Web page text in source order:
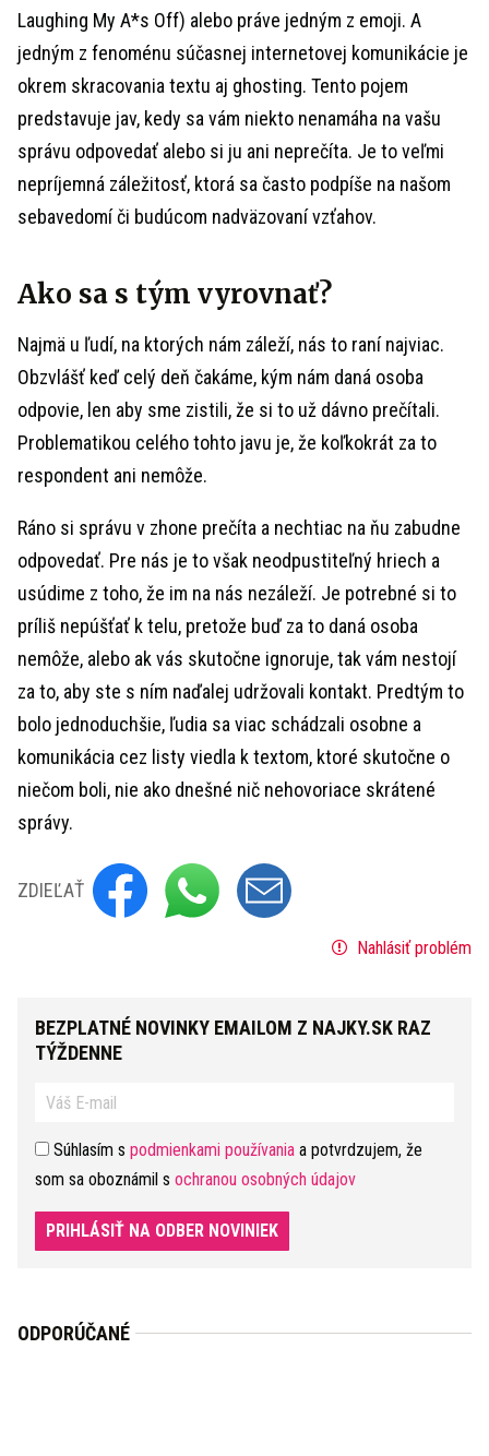
Laughing My A*s Off) alebo práve jedným z emoji. A
jedným z fenoménu súčasnej internetovej komunikácie je
okrem skracovania textu aj ghosting. Tento pojem
predstavuje jav, kedy sa vám niekto nenamáha na vašu
správu odpovedať alebo si ju ani neprečíta. Je to veľmi
nepríjemná záležitosť, ktorá sa často podpíše na našom
sebavedomí či budúcom nadväzovaní vzťahov.
Ako sa s tým vyrovnať?
Najmä u ľudí, na ktorých nám záleží, nás to raní najviac.
Obzvlášť keď celý deň čakáme, kým nám daná osoba
odpovie, len aby sme zistili, že si to už dávno prečítali.
Problematikou celého tohto javu je, že koľkokrát za to
respondent ani nemôže.
Ráno si správu v zhone prečíta a nechtiac na ňu zabudne
odpovedať. Pre nás je to však neodpustiteľný hriech a
usúdime z toho, že im na nás nezáleží. Je potrebné si to
príliš nepúšťať k telu, pretože buď za to daná osoba
nemôže, alebo ak vás skutočne ignoruje, tak vám nestojí
za to, aby ste s ním naďalej udržovali kontakt. Predtým to
bolo jednoduchšie, ľudia sa viac schádzali osobne a
komunikácia cez listy viedla k textom, ktoré skutočne o
niečom boli, nie ako dnešné nič nehovoriace skrátené
správy.
ZDIEĽAŤ
Nahlásiť problém
BEZPLATNÉ NOVINKY EMAILOM Z NAJKY.SK RAZ
TÝŽDENNE
Súhlasím s podmienkami používania a potvrdzujem, že
som sa oboznámil s ochranou osobných údajov
PRIHLÁSIŤ NA ODBER NOVINIEK
ODPORÚČANÉ